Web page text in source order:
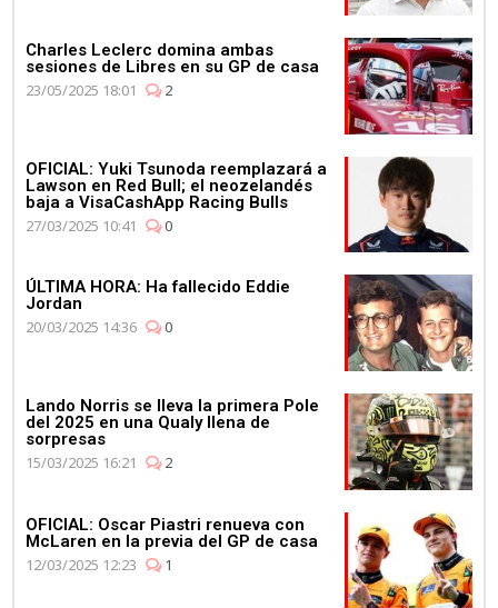
Charles Leclerc domina ambas
sesiones de Libres en su GP de casa
23/05/2025 18:01
2
OFICIAL: Yuki Tsunoda reemplazará a
Lawson en Red Bull; el neozelandés
baja a VisaCashApp Racing Bulls
27/03/2025 10:41
0
ÚLTIMA HORA: Ha fallecido Eddie
Jordan
20/03/2025 14:36
0
Lando Norris se lleva la primera Pole
del 2025 en una Qualy llena de
sorpresas
15/03/2025 16:21
2
OFICIAL: Oscar Piastri renueva con
McLaren en la previa del GP de casa
12/03/2025 12:23
1